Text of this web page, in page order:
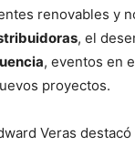
renovables y
, el
, eventos en
proyectos.
Veras